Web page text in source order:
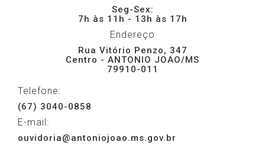
Seg-Sex:
7h às 11h - 13h às 17h
Endereço
Rua Vitório Penzo, 347
Centro - ANTONIO JOAO/MS
79910-011
Telefone:
(67) 3040-0858
E-mail:
ouvidoria@antoniojoao.ms.gov.br